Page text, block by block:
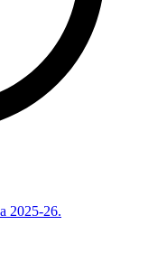
2025-26.